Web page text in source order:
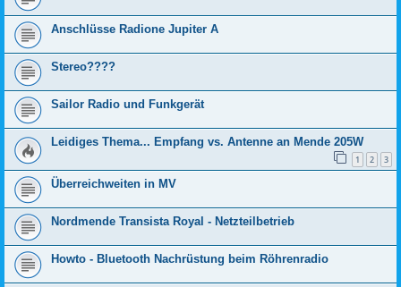
Anschlüsse Radione Jupiter A
Stereo????
Sailor Radio und Funkgerät
Leidiges Thema... Empfang vs. Antenne an Mende 205W
1 2 3
Überreichweiten in MV
Nordmende Transista Royal - Netzteilbetrieb
Howto - Bluetooth Nachrüstung beim Röhrenradio